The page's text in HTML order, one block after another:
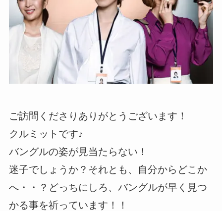
ご訪問くださりありがとうございます！
クルミットです♪
バングルの姿が見当たらない！
迷子でしょうか？それとも、自分からどこか
へ・・？どっちにしろ、バングルが早く見つ
かる事を祈っています！！